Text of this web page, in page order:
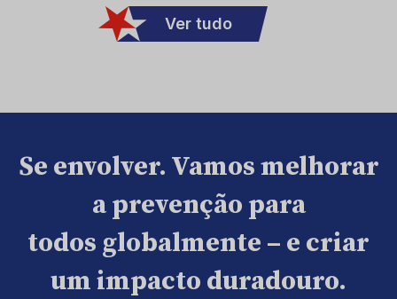
Ver tudo
Se envolver. Vamos melhorar
a prevenção para
todos globalmente – e criar
um impacto duradouro.